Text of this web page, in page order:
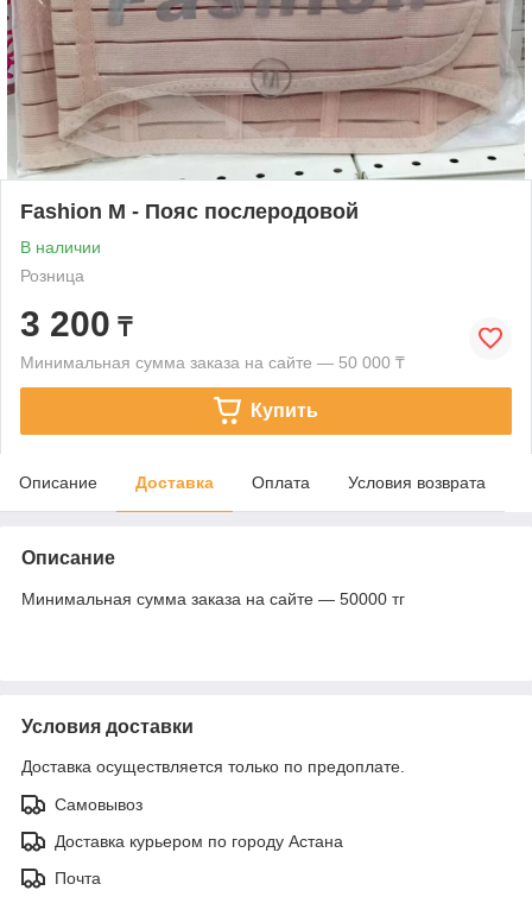
Fashion M - Пояс послеродовой
В наличии
Розница
3 200 ₸
Минимальная сумма заказа на сайте — 50 000 ₸
Купить
Описание Доставка Оплата Условия возврата
Описание
Минимальная сумма заказа на сайте — 50000 тг
Условия доставки
Доставка осуществляется только по предоплате.
Самовывоз
Доставка курьером по городу Астана
Почта